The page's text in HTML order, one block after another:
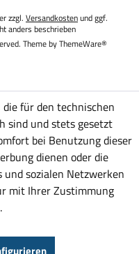
zzgl. Versandkostenund ggf.
anders beschrieben
Theme byThemeWare®
für den technischen
sind und stets gesetzt
bei Benutzung dieser
dienen oder die
sozialen Netzwerken
mit Ihrer Zustimmung